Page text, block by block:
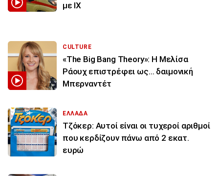
με ΙΧ
CULTURE
«The Big Bang Theory»: Η Μελίσα
Ράουχ επιστρέφει ως… δαιμονική
Μπερναντέτ
ΕΛΛΑΔΑ
Τζόκερ: Αυτοί είναι οι τυχεροί αριθμοί
που κερδίζουν πάνω από 2 εκατ.
ευρώ